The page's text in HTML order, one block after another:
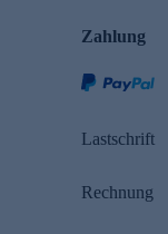
Zahlung
Lastschrift
Rechnung